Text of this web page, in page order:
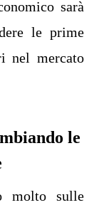
sarà
le prime
nel mercato
le
molto sulle